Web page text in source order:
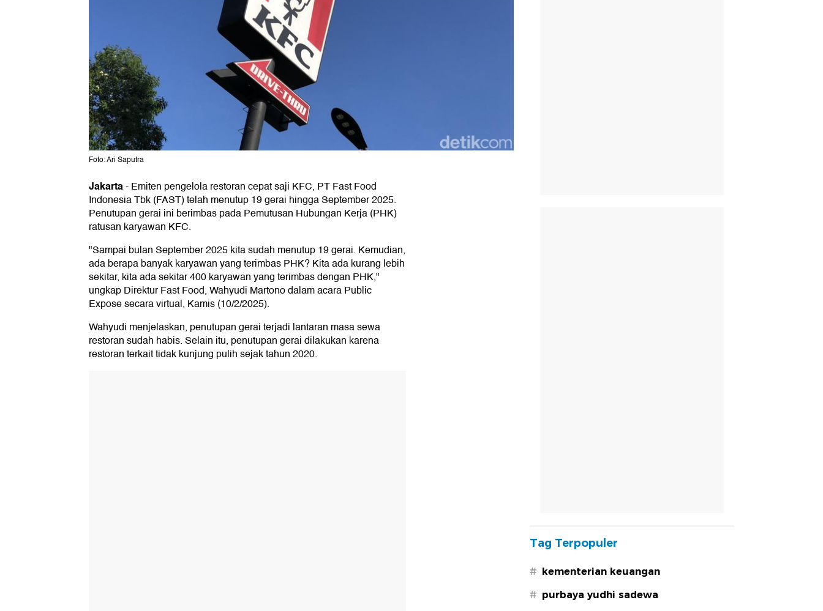
Foto: Ari Saputra
Jakarta-Emiten pengelola restoran cepat saji KFC, PT Fast Food
Indonesia Tbk (FAST) telah menutup 19 gerai hingga September 2025.
Penutupan gerai ini berimbas pada Pemutusan Hubungan Kerja (PHK)
ratusan karyawan KFC.
"Sampai bulan September 2025 kita sudah menutup 19 gerai. Kemudian,
ada berapa banyak karyawan yang terimbas PHK? Kita ada kurang lebih
sekitar, kita ada sekitar 400 karyawan yang terimbas dengan PHK,"
ungkap Direktur Fast Food, Wahyudi Martono dalam acara Public
Expose secara virtual, Kamis (10/2/2025).
Wahyudi menjelaskan, penutupan gerai terjadi lantaran masa sewa
restoran sudah habis. Selain itu, penutupan gerai dilakukan karena
restoran terkait tidak kunjung pulih sejak tahun 2020.
Tag Terpopuler
# kementerian keuangan
# purbaya yudhi sadewa